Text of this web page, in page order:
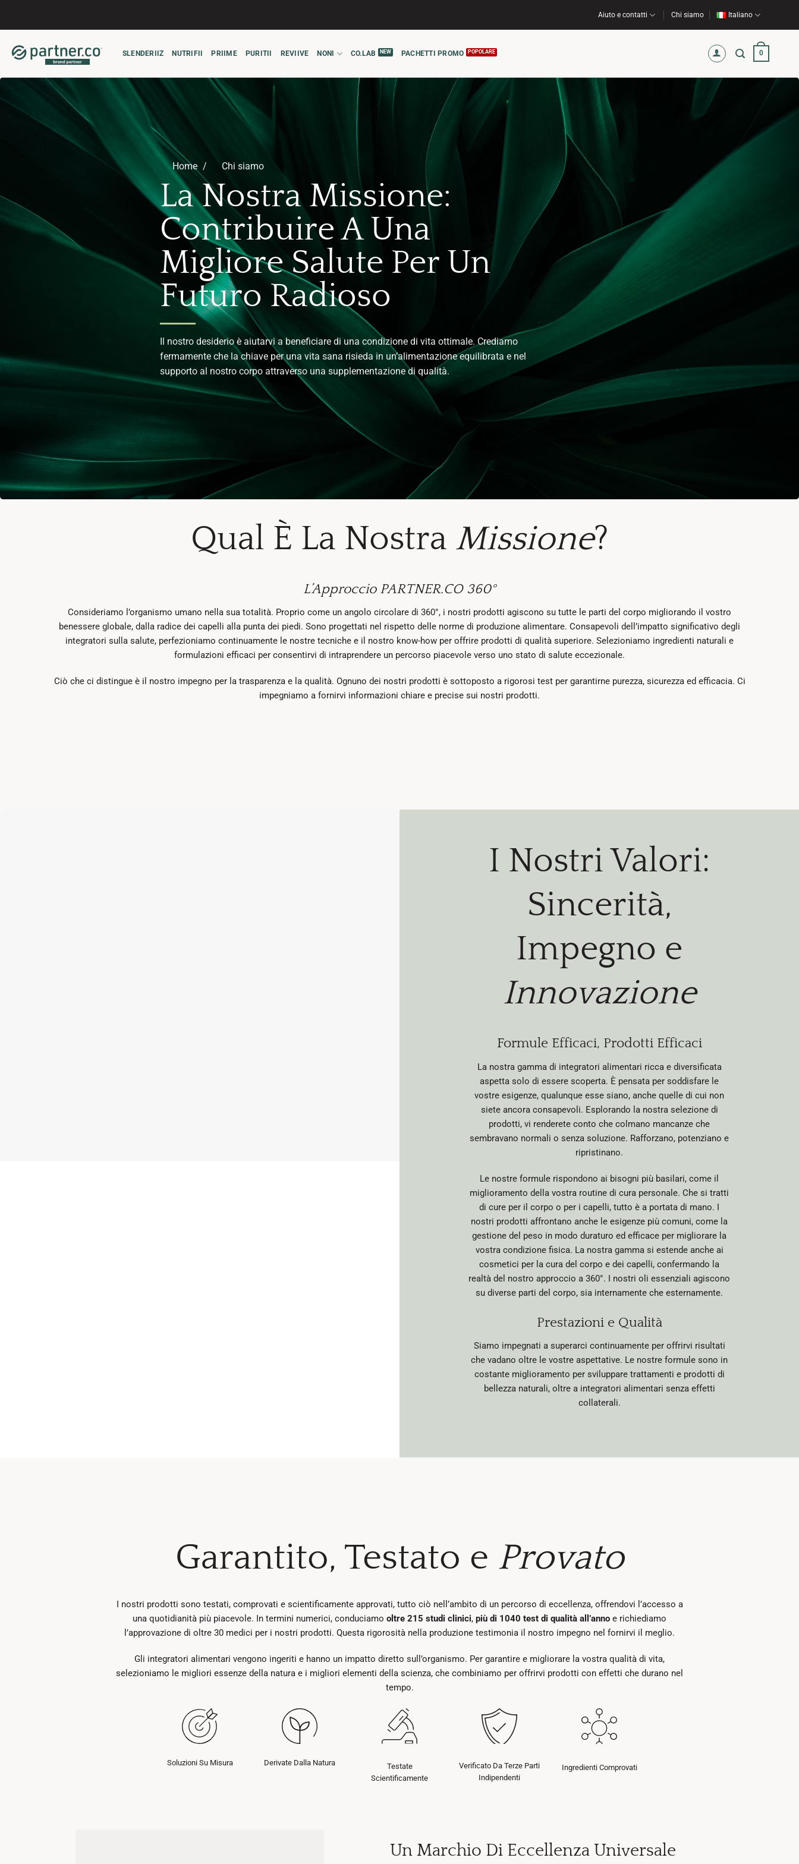
Aiuto e contatti Chi siamo Italiano
SLENDERIIZ NUTRIFII PRIIME PURITII REVIIVE NONI CO.LAB PACHETTI PROMO 0
Home Chi siamo
La Nostra Missione:
Contribuire A Una
Migliore Salute Per Un
Futuro Radioso
Il nostro desiderio è aiutarvi a beneficiare di una condizione di vita ottimale. Crediamo
fermamente che la chiave per una vita sana risieda in un’alimentazione equilibrata e nel
supporto al nostro corpo attraverso una supplementazione di qualità.
Qual È La Nostra Missione?
L’Approccio PARTNER.CO 360°
Consideriamo l’organismo umano nella sua totalità. Proprio come un angolo circolare di 360°, i nostri prodotti agiscono su tutte le parti del corpo migliorando il vostro
benessere globale, dalla radice dei capelli alla punta dei piedi. Sono progettati nel rispetto delle norme di produzione alimentare. Consapevoli dell’impatto significativo degli
integratori sulla salute, perfezioniamo continuamente le nostre tecniche e il nostro know-how per offrire prodotti di qualità superiore. Selezioniamo ingredienti naturali e
formulazioni efficaci per consentirvi di intraprendere un percorso piacevole verso uno stato di salute eccezionale.
Ciò che ci distingue è il nostro impegno per la trasparenza e la qualità. Ognuno dei nostri prodotti è sottoposto a rigorosi test per garantirne purezza, sicurezza ed efficacia. Ci
impegniamo a fornirvi informazioni chiare e precise sui nostri prodotti.
I Nostri Valori:
Sincerità,
Impegno e
Innovazione
Formule Efficaci, Prodotti Efficaci
La nostra gamma di integratori alimentari ricca e diversificata
aspetta solo di essere scoperta. È pensata per soddisfare le
vostre esigenze, qualunque esse siano, anche quelle di cui non
siete ancora consapevoli. Esplorando la nostra selezione di
prodotti, vi renderete conto che colmano mancanze che
sembravano normali o senza soluzione. Rafforzano, potenziano e
ripristinano.
Le nostre formule rispondono ai bisogni più basilari, come il
miglioramento della vostra routine di cura personale. Che si tratti
di cure per il corpo o per i capelli, tutto è a portata di mano. I
nostri prodotti affrontano anche le esigenze più comuni, come la
gestione del peso in modo duraturo ed efficace per migliorare la
vostra condizione fisica. La nostra gamma si estende anche ai
cosmetici per la cura del corpo e dei capelli, confermando la
realtà del nostro approccio a 360°. I nostri oli essenziali agiscono
su diverse parti del corpo, sia internamente che esternamente.
Prestazioni e Qualità
Siamo impegnati a superarci continuamente per offrirvi risultati
che vadano oltre le vostre aspettative. Le nostre formule sono in
costante miglioramento per sviluppare trattamenti e prodotti di
bellezza naturali, oltre a integratori alimentari senza effetti
collaterali.
Garantito, Testato e Provato
I nostri prodotti sono testati, comprovati e scientificamente approvati, tutto ciò nell’ambito di un percorso di eccellenza, offrendovi l’accesso a
una quotidianità più piacevole. In termini numerici, conduciamo oltre 215 studi clinici, più di 1040 test di qualità all’anno e richiediamo
l’approvazione di oltre 30 medici per i nostri prodotti. Questa rigorosità nella produzione testimonia il nostro impegno nel fornirvi il meglio.
Gli integratori alimentari vengono ingeriti e hanno un impatto diretto sull’organismo. Per garantire e migliorare la vostra qualità di vita,
selezioniamo le migliori essenze della natura e i migliori elementi della scienza, che combiniamo per offrirvi prodotti con effetti che durano nel
tempo.
Soluzioni Su Misura Derivate Dalla Natura
Testate
Scientificamente
Verificato Da Terze Parti
Indipendenti
Ingredienti Comprovati
Un Marchio Di Eccellenza Universale